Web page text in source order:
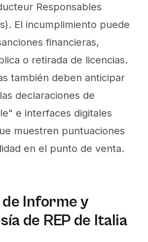
Responsables
El incumplimiento puede
financieras,
o retirada de licencias.
también deben anticipar
declaraciones de
e interfaces digitales
muestren puntuaciones
en el punto de venta.
Informe y
de REP de Italia